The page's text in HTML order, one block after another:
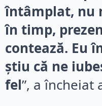
întâmplat, nu
în timp,
contează. Eu
știu că ne
fel”, a încheiat